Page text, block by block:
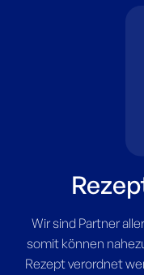
Wir sind Partner
somit können
Rezept verordnet